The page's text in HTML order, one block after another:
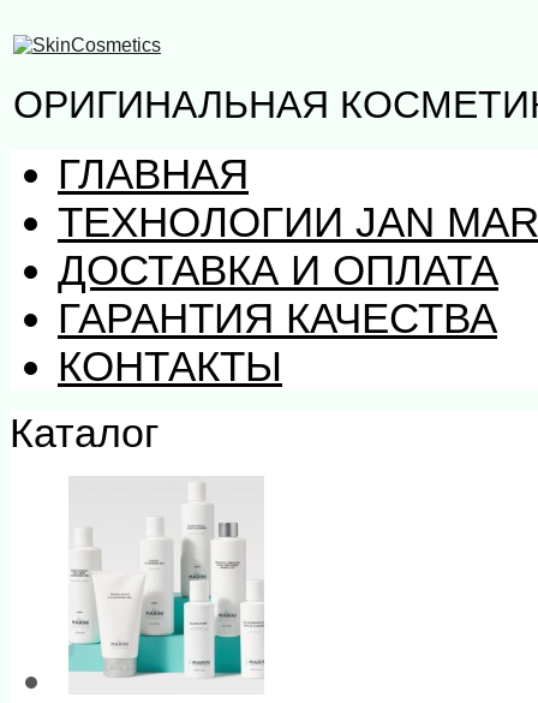
ОРИГИНАЛЬНАЯ
ГЛАВНАЯ
ТЕХНОЛОГИИ JAN
ДОСТАВКА И ОПЛАТА
ГАРАНТИЯ КАЧЕСТВА
КОНТАКТЫ
Каталог